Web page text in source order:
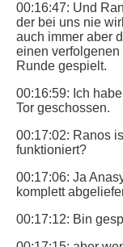
00:16:47: Und
der bei uns nie
auch immer aber
einen
Runde gespielt.
00:16:59: Ich
Tor geschossen.
00:17:02: Ranos
funktioniert?
00:17:06: Ja
komplett
00:17:12: Bin